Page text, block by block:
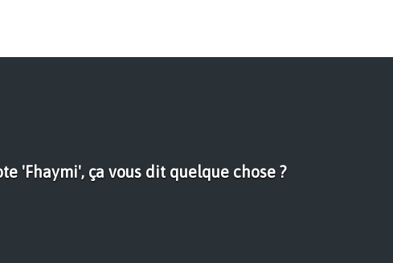
'Fhaymi', ça vous dit quelque chose ?